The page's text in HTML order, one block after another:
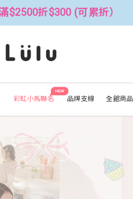
全館3件88折！🦄 滿
NEW
彩虹小馬聯名 品牌支線 全館商品